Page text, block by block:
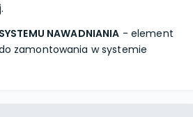
NAWADNIANIA - element
zamontowania w systemie